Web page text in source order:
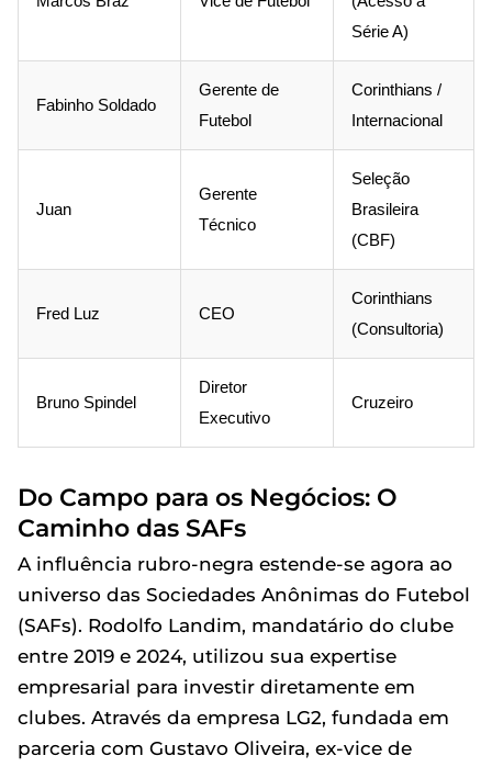
Série A)
Fabinho Soldado
Gerente de
Futebol
Corinthians /
Internacional
Juan
Gerente
Técnico
Seleção
Brasileira
(CBF)
Fred Luz CEO
Corinthians
(Consultoria)
Bruno Spindel
Diretor
Executivo
Cruzeiro
Do Campo para os Negócios: O
Caminho das SAFs
A influência rubro-negra estende-se agora ao
universo das Sociedades Anônimas do Futebol
(SAFs). Rodolfo Landim, mandatário do clube
entre 2019 e 2024, utilizou sua expertise
empresarial para investir diretamente em
clubes. Através da empresa LG2, fundada em
parceria com Gustavo Oliveira, ex-vice de